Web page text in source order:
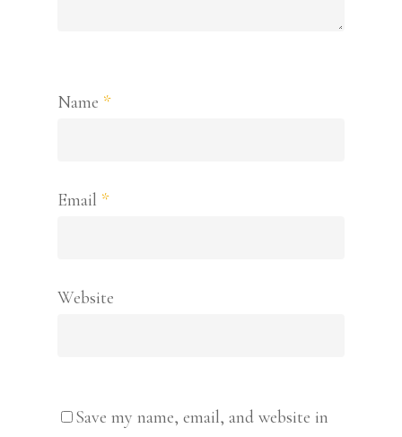
Name *
Email *
Website
Save my name, email, and website in